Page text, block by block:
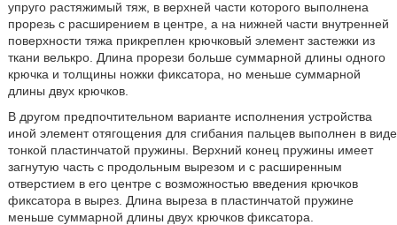
упруго растяжимый тяж, в верхней части которого выполнена
прорезь с расширением в центре, а на нижней части внутренней
поверхности тяжа прикреплен крючковый элемент застежки из
ткани велькро. Длина прорези больше суммарной длины одного
крючка и толщины ножки фиксатора, но меньше суммарной
длины двух крючков.
В другом предпочтительном варианте исполнения устройства
иной элемент отягощения для сгибания пальцев выполнен в виде
тонкой пластинчатой пружины. Верхний конец пружины имеет
загнутую часть с продольным вырезом и с расширенным
отверстием в его центре с возможностью введения крючков
фиксатора в вырез. Длина выреза в пластинчатой пружине
меньше суммарной длины двух крючков фиксатора.